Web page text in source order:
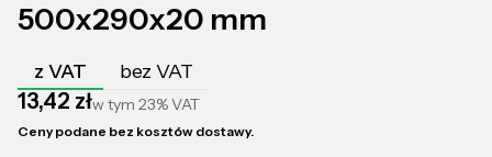
500x290x20 mm
z VAT bez VAT
Cena
13,42 złw tym 23%VAT
Ceny podane bez kosztów dostawy.